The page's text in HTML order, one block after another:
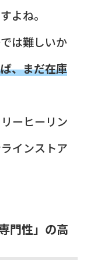
よね。
は難しいか
、まだ在庫
ーヒーリン
インストア
門性」の高